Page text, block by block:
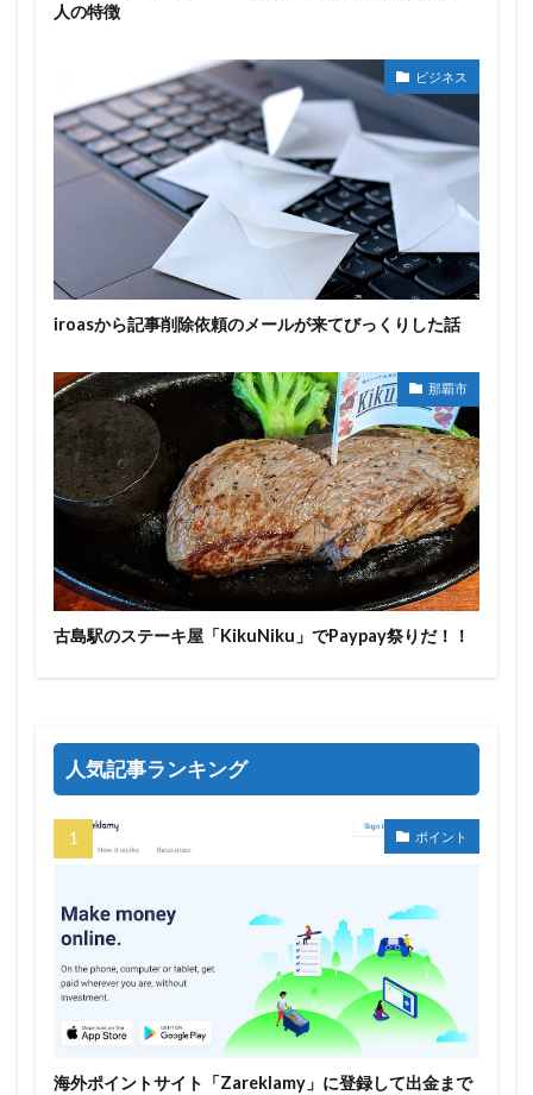
人の特徴
ビジネス
iroasから記事削除依頼のメールが来てびっくりした話
那覇市
古島駅のステーキ屋「KikuNiku」でPaypay祭りだ！！
人気記事ランキング
ポイント
海外ポイントサイト「Zareklamy」に登録して出金まで